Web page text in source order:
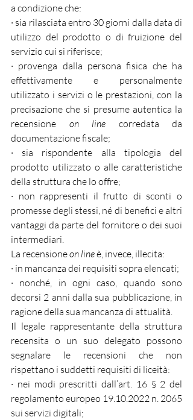
a condizione che:
· sia rilasciata entro 30 giorni dalla data di
utilizzo del prodotto o di fruizione del
servizio cui si riferisce;
· provenga dalla persona fisica che ha
effettivamente e personalmente
utilizzato i servizi o le prestazioni, con la
precisazione che si presume autentica la
recensione on line corredata da
documentazione fiscale;
· sia rispondente alla tipologia del
prodotto utilizzato o alle caratteristiche
della struttura che lo offre;
· non rappresenti il frutto di sconti o
promesse degli stessi, né di benefici e altri
vantaggi da parte del fornitore o dei suoi
intermediari.
La recensione on line è, invece, illecita:
· in mancanza dei requisiti sopra elencati;
· nonché, in ogni caso, quando sono
decorsi 2 anni dalla sua pubblicazione, in
ragione della sua mancanza di attualità.
Il legale rappresentante della struttura
recensita o un suo delegato possono
segnalare le recensioni che non
rispettano i suddetti requisiti di liceità:
· nei modi prescritti dall’art. 16 § 2 del
regolamento europeo 19.10.2022 n. 2065
sui servizi digitali;